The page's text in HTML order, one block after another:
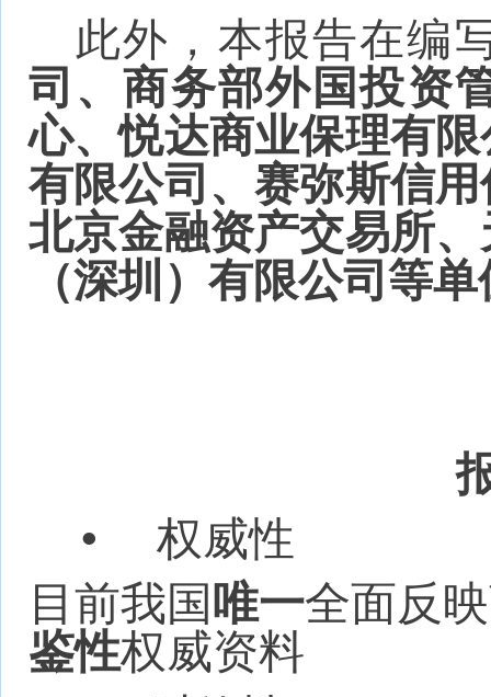
此外，本报告在编
司、商务部外国投资
心、悦达商业保理有
有限公司、赛弥斯信
北京金融资产交易所
（深圳）有限公司等单
•
权威性
目前我国唯一全面反
鉴性权威资料